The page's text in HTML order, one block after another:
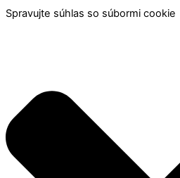
Spravujte súhlas so súbormi cookie